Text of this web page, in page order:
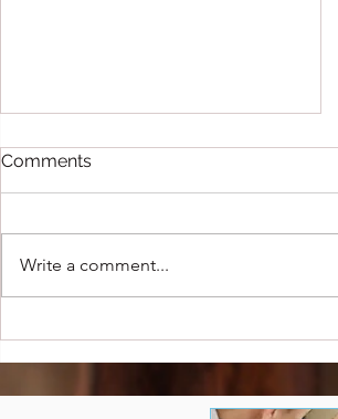
medicatiebeleid in
Comments
Write a comment...